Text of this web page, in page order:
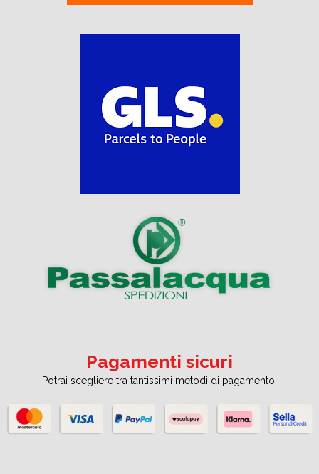
Pagamenti sicuri
Potrai scegliere tra tantissimi metodi di pagamento.